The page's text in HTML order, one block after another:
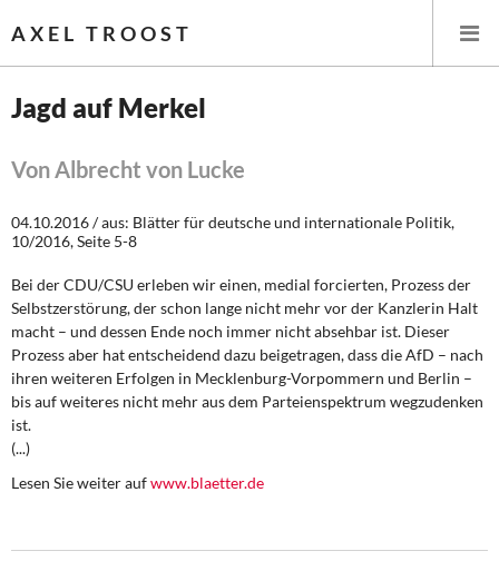
AXEL TROOST
Wirtschaftspolitik
Steuer- und Finanzpolitik
Öffentliche Infrastruktur und Daseinsvorsorge
Jagd auf Merkel
Von Albrecht von Lucke
04.10.2016 / aus: Blätter für deutsche und internationale Politik,
10/2016, Seite 5-8
Bei der CDU/CSU erleben wir einen, medial forcierten, Prozess der
Selbstzerstörung, der schon lange nicht mehr vor der Kanzlerin Halt
macht – und dessen Ende noch immer nicht absehbar ist. Dieser
Prozess aber hat entscheidend dazu beigetragen, dass die AfD – nach
ihren weiteren Erfolgen in Mecklenburg-Vorpommern und Berlin –
bis auf weiteres nicht mehr aus dem Parteienspektrum wegzudenken
ist.
(...)
Lesen Sie weiter aufwww.blaetter.de